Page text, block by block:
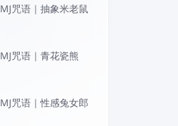
MJ咒语｜抽象米老鼠
MJ咒语｜青花瓷熊
MJ咒语｜性感兔女郎